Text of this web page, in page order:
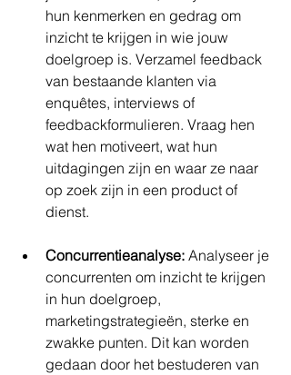
hun kenmerken en gedrag om
inzicht te krijgen in wie jouw
doelgroep is. Verzamel feedback
van bestaande klanten via
enquêtes, interviews of
feedbackformulieren. Vraag hen
wat hen motiveert, wat hun
uitdagingen zijn en waar ze naar
op zoek zijn in een product of
dienst.
Concurrentieanalyse: Analyseer je
concurrenten om inzicht te krijgen
in hun doelgroep,
marketingstrategieën, sterke en
zwakke punten. Dit kan worden
gedaan door het bestuderen van